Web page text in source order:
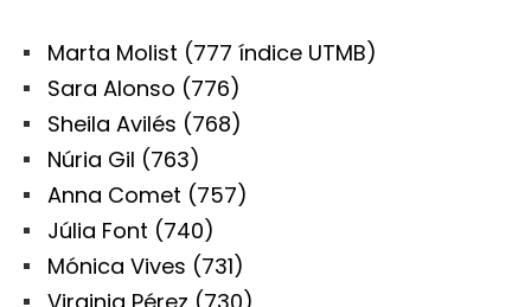
Marta Molist (777 índice UTMB)
Sara Alonso (776)
Sheila Avilés (768)
Núria Gil (763)
Anna Comet (757)
Júlia Font (740)
Mónica Vives (731)